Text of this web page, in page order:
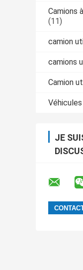
Camions
(11)
camion
camions
Camion
JE